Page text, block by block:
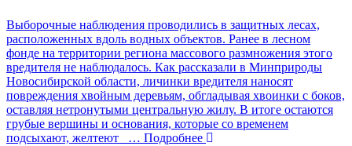
Выборочные наблюдения проводились в защитных лесах,
расположенных вдоль водных объектов. Ранее в лесном
фонде на территории региона массового размножения этого
вредителя не наблюдалось. Как рассказали в Минприроды
Новосибирской области, личинки вредителя наносят
повреждения хвойным деревьям, обгладывая хвоинки с боков,
оставляя нетронутыми центральную жилу. В итоге остаются
грубые вершины и основания, которые со временем
подсыхают, желтеют
… Подробнее